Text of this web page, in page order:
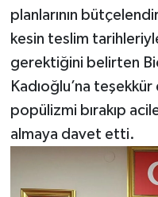
planlarının
kesin teslim
gerektiğini belirten
Kadıoğlu’na
popülizmi bırakıp
almaya davet etti.